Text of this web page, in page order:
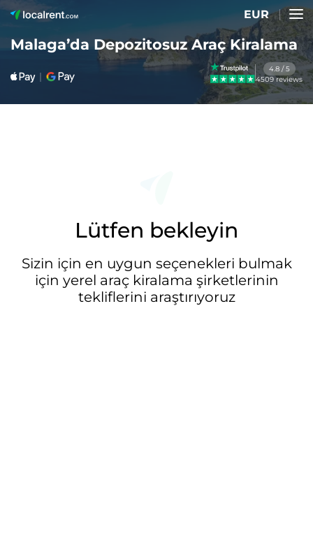
EUR
Malaga’da Depozitosuz Araç Kiralama
4.8 / 5
4509 reviews
Lütfen bekleyin
Sizin için en uygun seçenekleri bulmak
için yerel araç kiralama şirketlerinin
tekliflerini araştırıyoruz